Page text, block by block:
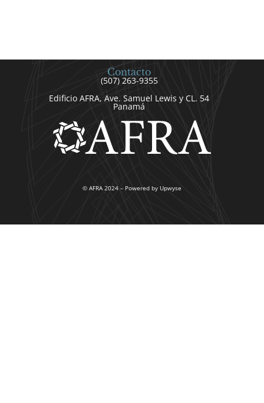
Contacto
(507) 263-9355
Edificio AFRA, Ave. Samuel Lewis y CL. 54
Panamá
© AFRA 2024 – Powered by Upwyse